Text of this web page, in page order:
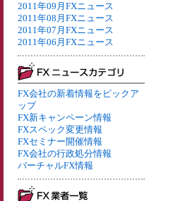
2011年09月FXニュース
2011年08月FXニュース
2011年07月FXニュース
2011年06月FXニュース
FX会社の新着情報をピックア
ップ
FX新キャンペーン情報
FXスペック変更情報
FXセミナー開催情報
FX会社の行政処分情報
バーチャルFX情報